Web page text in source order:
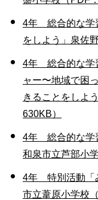
4年 総合的な学
をしよう」泉佐
4年 総合的な学
ャー〜地域で困
きることをしよ
630KB）
4年 総合的な学
和泉市立芦部小
4年 特別活動「
市立葦原小学校